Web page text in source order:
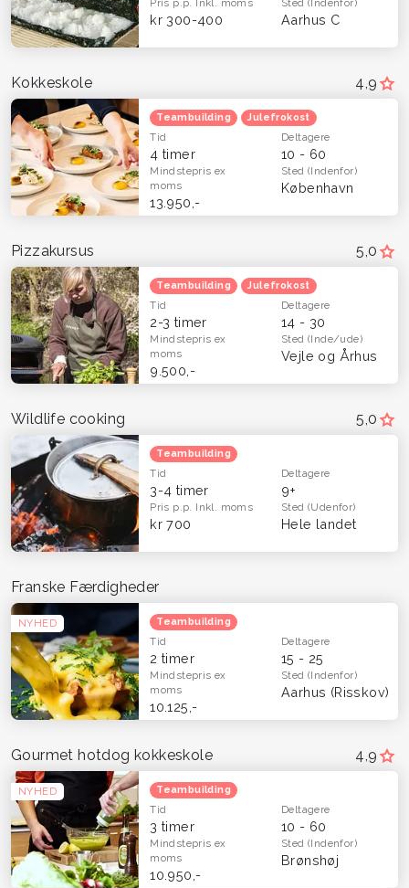
Pris p.p. Inkl. moms
kr 300-400
Sted(Indenfor)
Aarhus C
4,9
Kokkeskole
Teambuilding Julefrokost
Tid
4 timer
Deltagere
10 - 60
Mindstepris ex
moms
13.950,-
Sted(Indenfor)
København
5,0
Pizzakursus
Teambuilding Julefrokost
Tid
2-3 timer
Deltagere
14 - 30
Mindstepris ex
moms
9.500,-
Sted(Inde/ude)
Vejle og Århus
5,0
Wildlife cooking
Teambuilding
Tid
3-4 timer
Deltagere
9+
Pris p.p. Inkl. moms
kr 700
Sted(Udenfor)
Hele landet
NYHED
Franske Færdigheder
Teambuilding
Tid
2 timer
Deltagere
15 - 25
Mindstepris ex
moms
10.125,-
Sted(Indenfor)
Aarhus (Risskov)
4,9
NYHED
Gourmet hotdog kokkeskole
Teambuilding
Tid
3 timer
Deltagere
10 - 60
Mindstepris ex
moms
10.950,-
Sted(Indenfor)
Brønshøj